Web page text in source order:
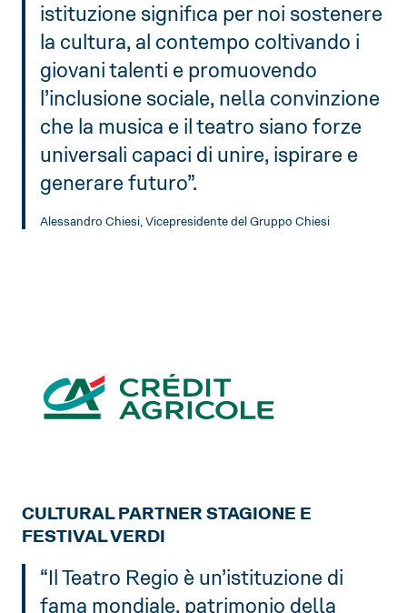
istituzione significa per noi sostenere
la cultura, al contempo coltivando i
giovani talenti e promuovendo
l’inclusione sociale, nella convinzione
che la musica e il teatro siano forze
universali capaci di unire, ispirare e
generare futuro”.
Alessandro Chiesi, Vicepresidente del Gruppo Chiesi
CULTURAL PARTNER STAGIONE E
FESTIVAL VERDI
“Il Teatro Regio è un’istituzione di
fama mondiale, patrimonio della